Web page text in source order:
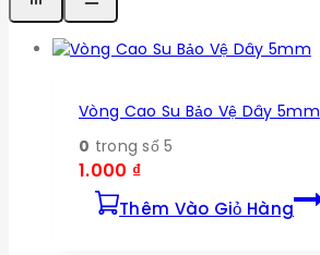
Vòng Cao Su Bảo Vệ Dây 5mm
0 trong số 5
1.000 ₫
Thêm Vào Giỏ Hàng